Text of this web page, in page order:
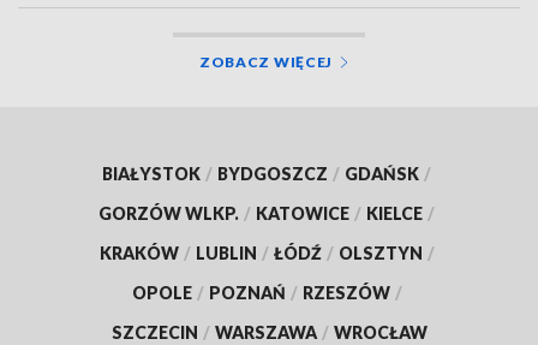
ZOBACZ WIĘCEJ
BIAŁYSTOK / BYDGOSZCZ / GDAŃSK /
GORZÓW WLKP. / KATOWICE / KIELCE /
KRAKÓW / LUBLIN / ŁÓDŹ / OLSZTYN /
OPOLE / POZNAŃ / RZESZÓW /
SZCZECIN / WARSZAWA / WROCŁAW